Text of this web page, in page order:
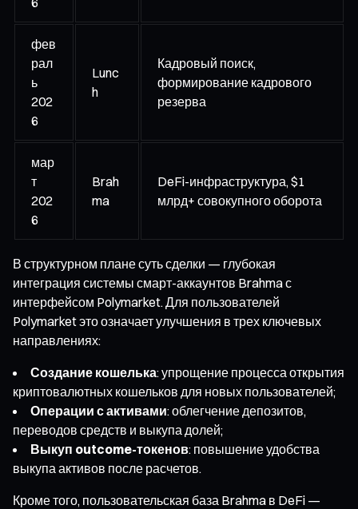
фев
рал
ь
202
6
Lunc
h
Кадровый поиск,
формирование кадрового
резерва
мар
т
202
6
Brah
ma
DeFi-инфраструктура, $1
млрд+ совокупного оборота
В структурном плане суть сделки — глубокая
интеграция системы смарт-аккаунтов Brahma с
интерфейсом Polymarket. Для пользователей
Polymarket это означает улучшения в трех ключевых
направлениях:
Создание кошелька: упрощение процесса открытия
криптовалютных кошельков для новых пользователей;
Операции с активами: облегчение депозитов,
переводов средств и выкупа долей;
Выкуп outcome-токенов: повышение удобства
выкупа активов после расчетов.
Кроме того, пользовательская база Brahma в DeFi —